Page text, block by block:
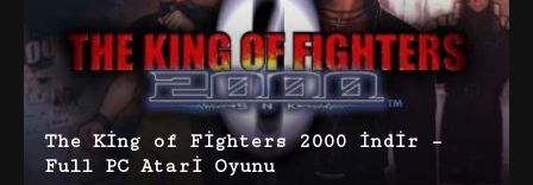
The King of Fighters 2000 İndir –
Full PC Atari Oyunu